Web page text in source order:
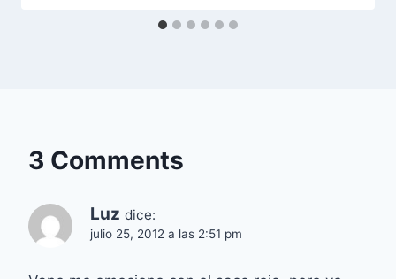
3 Comments
Luz dice:
julio 25, 2012 a las 2:51 pm